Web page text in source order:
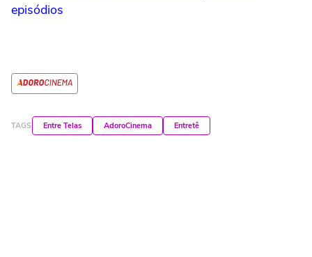
episódios
TAGS Entre Telas AdoroCinema Entretê